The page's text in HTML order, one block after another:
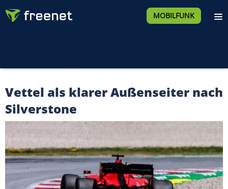
MOBILFUNK
Vettel als klarer Außenseiter nach
Silverstone